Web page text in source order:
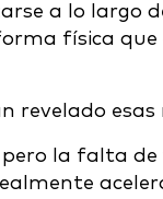
a lo largo
física
revelado
la falta